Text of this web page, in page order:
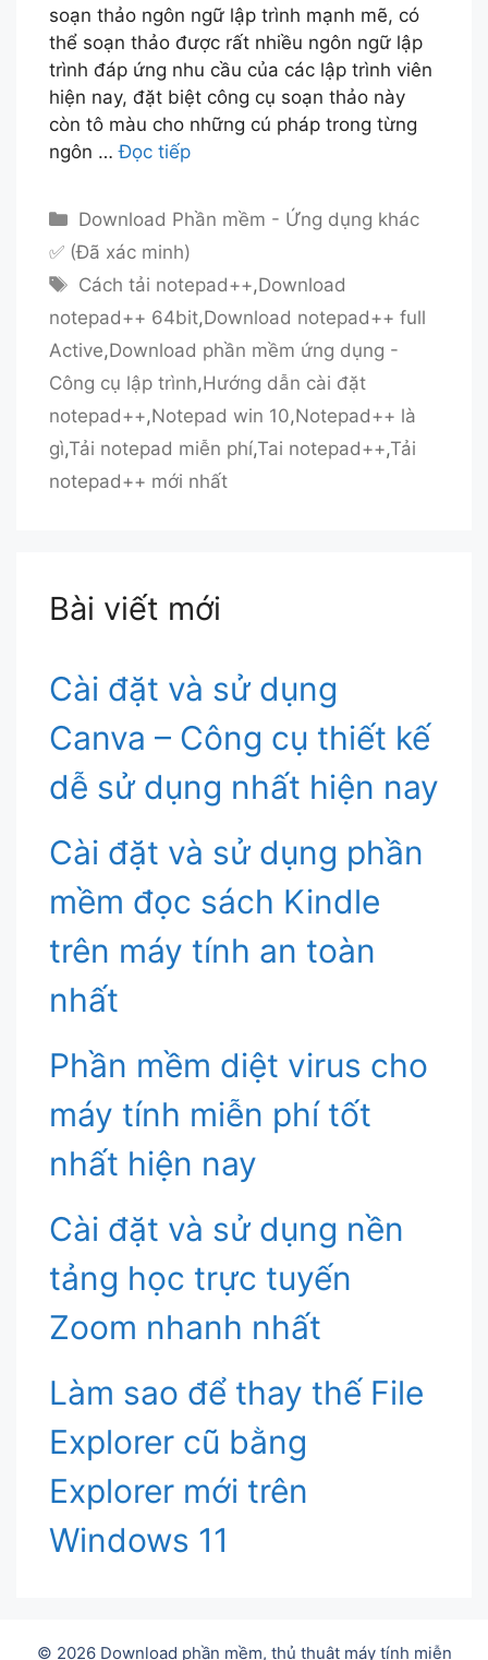
soạn thảo ngôn ngữ lập trình mạnh mẽ, có
thể soạn thảo được rất nhiều ngôn ngữ lập
trình đáp ứng nhu cầu của các lập trình viên
hiện nay, đặt biệt công cụ soạn thảo này
còn tô màu cho những cú pháp trong từng
ngôn …Đọc tiếp
Danh
mục
Download Phần mềm - Ứng dụng khác
✅ (Đã xác minh)
Thẻ
Cách tải notepad++,Download
notepad++ 64bit,Download notepad++ full
Active,Download phần mềm ứng dụng -
Công cụ lập trình,Hướng dẫn cài đặt
notepad++,Notepad win 10,Notepad++ là
gì,Tải notepad miễn phí,Tai notepad++,Tải
notepad++ mới nhất
Bài viết mới
Cài đặt và sử dụng
Canva – Công cụ thiết kế
dễ sử dụng nhất hiện nay
Cài đặt và sử dụng phần
mềm đọc sách Kindle
trên máy tính an toàn
nhất
Phần mềm diệt virus cho
máy tính miễn phí tốt
nhất hiện nay
Cài đặt và sử dụng nền
tảng học trực tuyến
Zoom nhanh nhất
Làm sao để thay thế File
Explorer cũ bằng
Explorer mới trên
Windows 11
© 2026 Download phần mềm, thủ thuật máy tính miễn